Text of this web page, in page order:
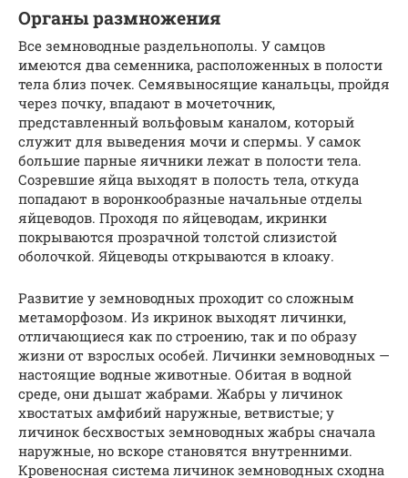
Органы размножения
Все земноводные раздельнополы. У самцов
имеются два семенника, расположенных в полости
тела близ почек. Семявыносящие канальцы, пройдя
через почку, впадают в мочеточник,
представленный вольфовым каналом, который
служит для выведения мочи и спермы. У самок
большие парные яичники лежат в полости тела.
Созревшие яйца выходят в полость тела, откуда
попадают в воронкообразные начальные отделы
яйцеводов. Проходя по яйцеводам, икринки
покрываются прозрачной толстой слизистой
оболочкой. Яйцеводы открываются в клоаку.
Развитие у земноводных проходит со сложным
метаморфозом. Из икринок выходят личинки,
отличающиеся как по строению, так и по образу
жизни от взрослых особей. Личинки земноводных —
настоящие водные животные. Обитая в водной
среде, они дышат жабрами. Жабры у личинок
хвостатых амфибий наружные, ветвистые; у
личинок бесхвостых земноводных жабры сначала
наружные, но вскоре становятся внутренними.
Кровеносная система личинок земноводных сходна